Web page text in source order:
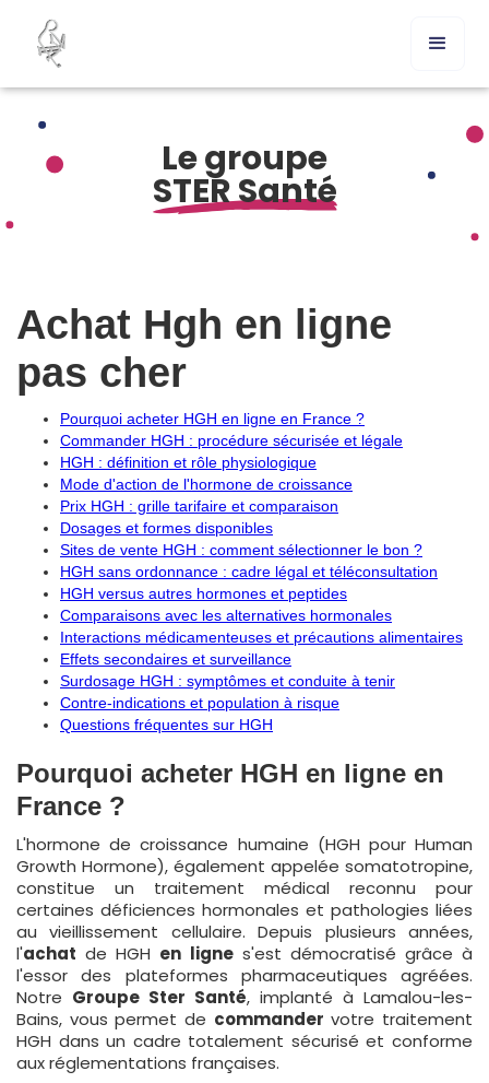
Le groupe
STER Santé
Achat Hgh en ligne
pas cher
Pourquoi acheter HGH en ligne en France ?
Commander HGH : procédure sécurisée et légale
HGH : définition et rôle physiologique
Mode d'action de l'hormone de croissance
Prix HGH : grille tarifaire et comparaison
Dosages et formes disponibles
Sites de vente HGH : comment sélectionner le bon ?
HGH sans ordonnance : cadre légal et téléconsultation
HGH versus autres hormones et peptides
Comparaisons avec les alternatives hormonales
Interactions médicamenteuses et précautions alimentaires
Effets secondaires et surveillance
Surdosage HGH : symptômes et conduite à tenir
Contre-indications et population à risque
Questions fréquentes sur HGH
Pourquoi acheter HGH en ligne en
France ?
L'hormone de croissance humaine (HGH pour Human
Growth Hormone), également appelée somatotropine,
constitue un traitement médical reconnu pour
certaines déficiences hormonales et pathologies liées
au vieillissement cellulaire. Depuis plusieurs années,
l'achat de HGH en lignes'est démocratisé grâce à
l'essor des plateformes pharmaceutiques agréées.
Notre Groupe Ster Santé, implanté à Lamalou-les-
Bains, vous permet de commander votre traitement
HGH dans un cadre totalement sécurisé et conforme
aux réglementations françaises.